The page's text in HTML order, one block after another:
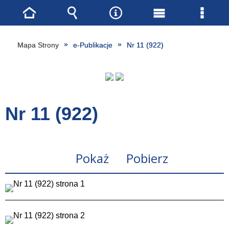
Mapa Strony e-Publikacje Nr 11 (922)
Nr 11 (922)
Pokaż Pobierz
Strona
główna
Wyszukiwarka
NarzędziaMenu
główne
Menu